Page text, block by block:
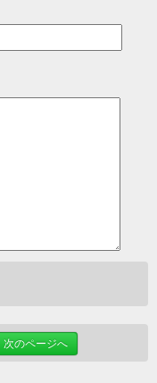
次のページへ